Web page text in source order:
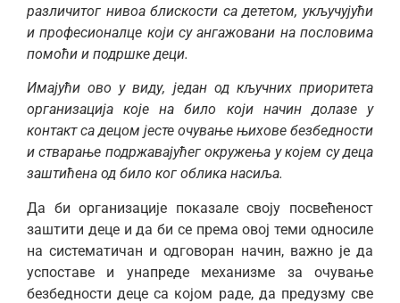
различитог нивоа блискости са дететом, укључујући
и професионалце који су ангажовани на пословима
помоћи и подршке деци.
Имајући ово у виду, један од кључних приоритета
организација које на било који начин долазе у
контакт са децом јесте очување њихове безбедности
и стварање подржавајућег окружења у којем су деца
заштићена од било ког облика насиља.
Да би организације показале своју посвећеност
заштити деце и да би се према овој теми односиле
на систематичан и одговоран начин, важно је да
успоставе и унапреде механизме за очување
безбедности деце са којом раде, да предузму све